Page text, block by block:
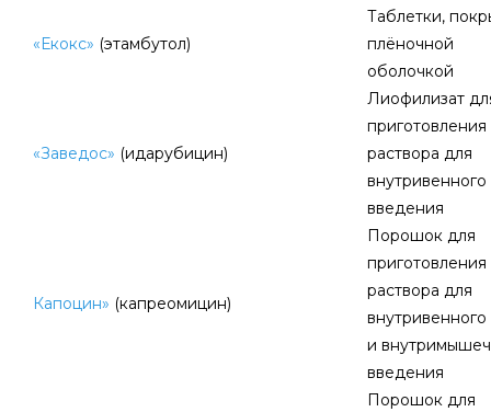
«Екокс» (этамбутол)
Таблетки,
плёночной
оболочкой
«Заведос» (идарубицин)
Лиофилизат
приготовления
раствора для
внутривенного
введения
Капоцин» (капреомицин)
Порошок для
приготовления
раствора для
внутривенного
и
введения
Порошок для